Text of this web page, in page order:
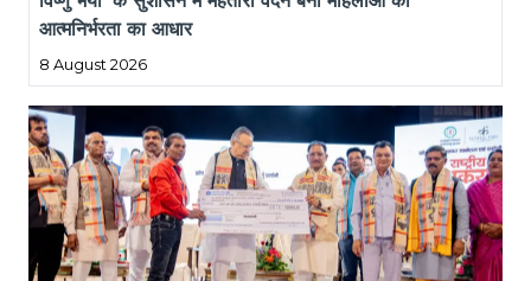
आत्मनिर्भरता का आधार
8 August 2026